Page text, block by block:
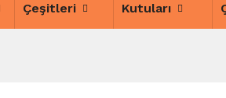
Çeşitleri
Kutuları